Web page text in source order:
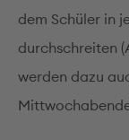
dem Schüler in
durchschreiten
werden dazu